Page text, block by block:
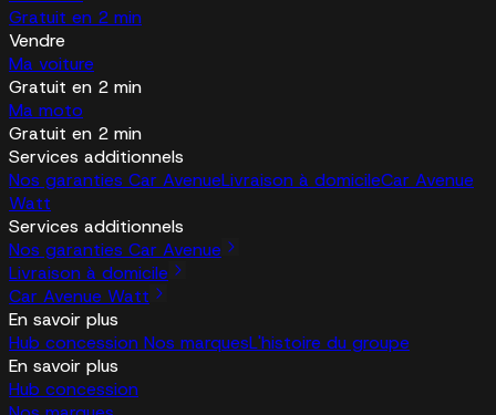
Gratuit en 2 min
Vendre
Ma voiture
Gratuit en 2 min
Ma moto
Gratuit en 2 min
Services additionnels
Nos garanties Car AvenueLivraison à domicileCar Avenue
Watt
Services additionnels
Nos garanties Car Avenue
Livraison à domicile
Car Avenue Watt
En savoir plus
Hub concession Nos marquesL'histoire du groupe
En savoir plus
Hub concession